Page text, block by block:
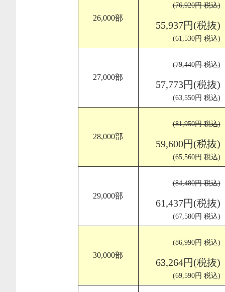
26,000部
(76,920円 税込)
55,937円(税抜)
(61,530円 税込)
27,000部
(79,440円 税込)
57,773円(税抜)
(63,550円 税込)
28,000部
(81,950円 税込)
59,600円(税抜)
(65,560円 税込)
29,000部
(84,480円 税込)
61,437円(税抜)
(67,580円 税込)
30,000部
(86,990円 税込)
63,264円(税抜)
(69,590円 税込)